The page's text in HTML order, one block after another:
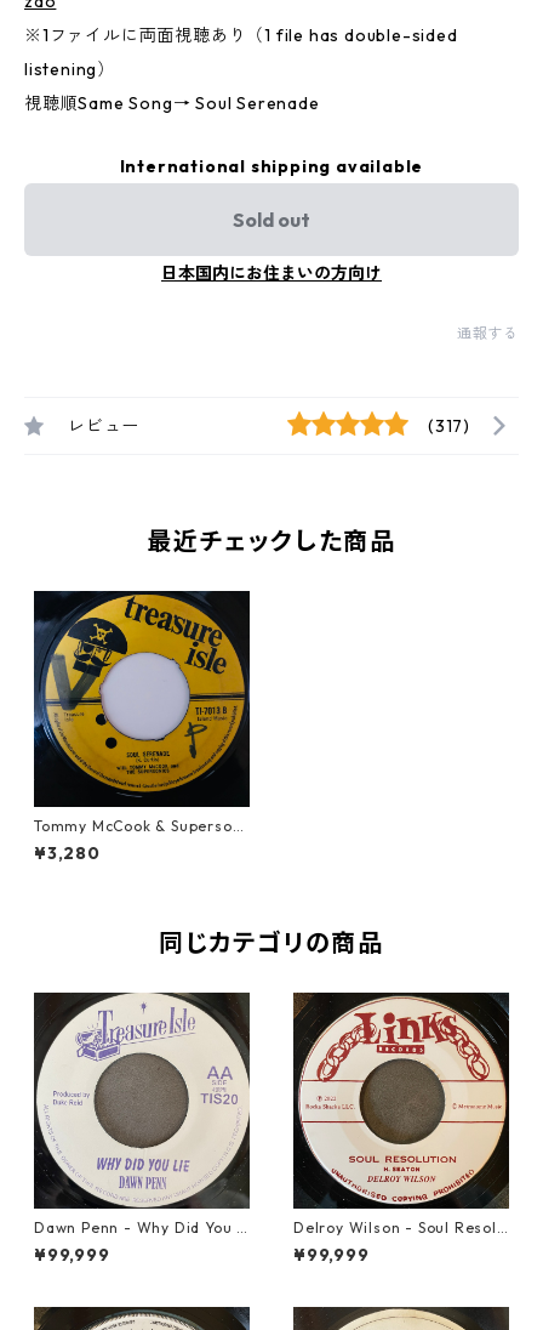
※1ファイルに両面視聴あり（1 file has double-sided
listening）
視聴順Same Song→ Soul Serenade
International shipping available
Sold out
日本国内にお住まいの方向け
通報する
レビュー (317)
最近チェックした商品
Tommy McCook & Supersoni
cs - Soul Serenade【7-1094
7】
¥3,280
同じカテゴリの商品
Dawn Penn - Why Did You Li
e【7-21938】
¥99,999
Delroy Wilson - Soul Resolu
tion【7-21935】
¥99,999